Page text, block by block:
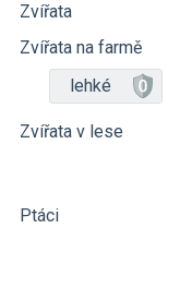
Zvířata
Zvířata na farmě
lehké
Zvířata v lese
Ptáci